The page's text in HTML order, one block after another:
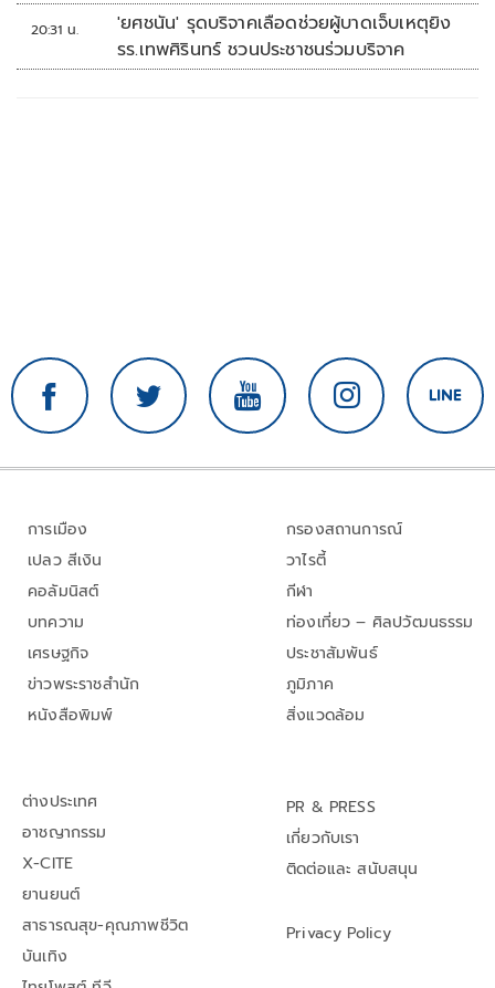
20:31 น.
'ยศชนัน' รุดบริจาคเลือดช่วยผู้บาดเจ็บเหตุยิง
รร.เทพศิรินทร์ ชวนประชาชนร่วมบริจาค
การเมือง
เปลว สีเงิน
คอลัมนิสต์
บทความ
เศรษฐกิจ
ข่าวพระราชสำนัก
หนังสือพิมพ์
กรองสถานการณ์
วาไรตี้
กีฬา
ท่องเที่ยว – ศิลปวัฒนธรรม
ประชาสัมพันธ์
ภูมิภาค
สิ่งแวดล้อม
ต่างประเทศ
อาชญากรรม
X-CITE
ยานยนต์
สาธารณสุข-คุณภาพชีวิต
บันเทิง
PR & PRESS
เกี่ยวกับเรา
ติดต่อและ สนับสนุน
Privacy Policy